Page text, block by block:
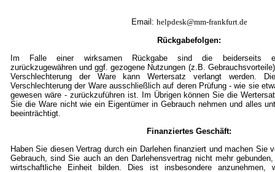
Email: helpdesk@mm-frankfurt.de
Rückgabefolgen:
Im Falle einer wirksamen Rückgabe sind die beiderseits
zurückzugewähren und ggf. gezogene Nutzungen (z.B.
Verschlechterung der Ware kann Wertersatz verlangt werden.
Verschlechterung der Ware ausschließlich auf deren Prüfung - wie sie
gewesen wäre - zurückzuführen ist. Im Übrigen können Sie die
Sie die Ware nicht wie ein Eigentümer in Gebrauch nehmen und alles
beeinträchtigt.
Finanziertes Geschäft:
Haben Sie diesen Vertrag durch ein Darlehen finanziert und machen Sie
Gebrauch, sind Sie auch an den Darlehensvertrag nicht mehr
wirtschaftliche Einheit bilden. Dies ist insbesondere anzunehmen,